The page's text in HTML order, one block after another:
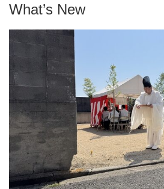
What’s New